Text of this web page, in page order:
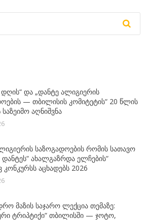
დღის“ და „დანტე ალიგიერის
— თბილისის კომიტეტის“ 20 წლის
აღნიშვნა
საზოგადოების რომის სათავო
ახალგაზრდა ელჩების“
კონკურსს აცხადებს 2026
მაზის საჯარო ლექცია თემაზე:
ტრიპტიქი“ თბილისში — ჯოტო,